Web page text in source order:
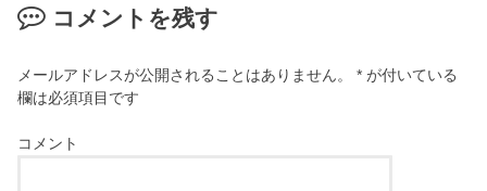
コメントを残す
メールアドレスが公開されることはありません。 * が付いている
欄は必須項目です
コメント